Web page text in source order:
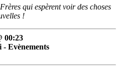
qui espèrent voir des choses
!
00:23
- Evènements